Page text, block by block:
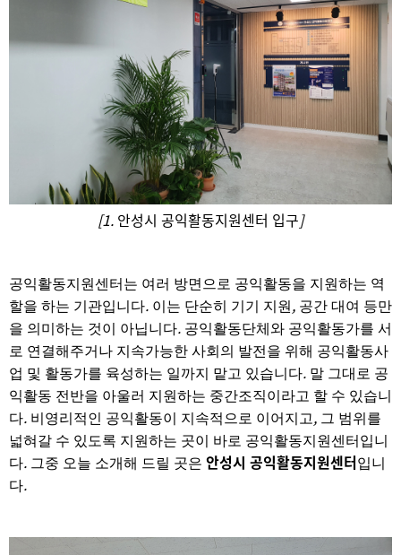
[1. 안성시 공익활동지원센터 입구]
공익활동지원센터는 여러 방면으로 공익활동을 지원하는 역
할을 하는 기관입니다. 이는 단순히 기기 지원 , 공간 대여 등만
을 의미하는 것이 아닙니다. 공익활동단체와 공익활동가를 서
로 연결해주거나 지속가능한 사회의 발전을 위해 공익활동사
업 및 활동가를 육성하는 일까지 맡고 있습니다. 말 그대로 공
익활동 전반을 아울러 지원하는 중간조직이라고 할 수 있습니
다. 비영리적인 공익활동이 지속적으로 이어지고, 그 범위를
넓혀갈 수 있도록 지원하는 곳이 바로 공익활동지원센터입니
다. 그중 오늘 소개해 드릴 곳은 안성시 공익활동지원센터입니
다.